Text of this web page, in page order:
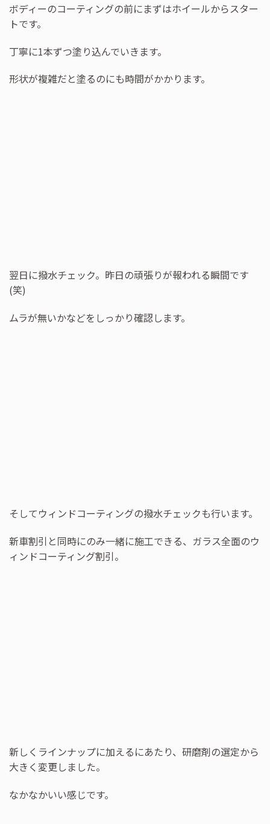
ボディーのコーティングの前にまずはホイールからスター
トです。
丁寧に1本ずつ塗り込んでいきます。
形状が複雑だと塗るのにも時間がかかります。
翌日に撥水チェック。昨日の頑張りが報われる瞬間です
(笑)
ムラが無いかなどをしっかり確認します。
そしてウィンドコーティングの撥水チェックも行います。
新車割引と同時にのみ一緒に施工できる、ガラス全面のウ
ィンドコーティング割引。
新しくラインナップに加えるにあたり、研磨剤の選定から
大きく変更しました。
なかなかいい感じです。